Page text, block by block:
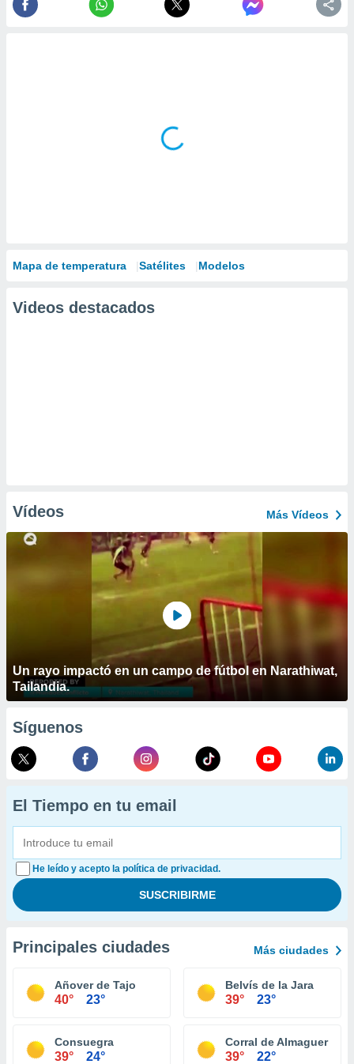
Mapa de temperatura Satélites Modelos
Videos destacados
Vídeos Más Vídeos
Un rayo impactó en un campo de fútbol en Narathiwat,
Tailandia.
Síguenos
El Tiempo en tu email
He leído y acepto la política de privacidad.
Principales ciudades Más ciudades
Añover de Tajo
40° 23°
Belvís de la Jara
39° 23°
Consuegra
39° 24°
Corral de Almaguer
39° 22°